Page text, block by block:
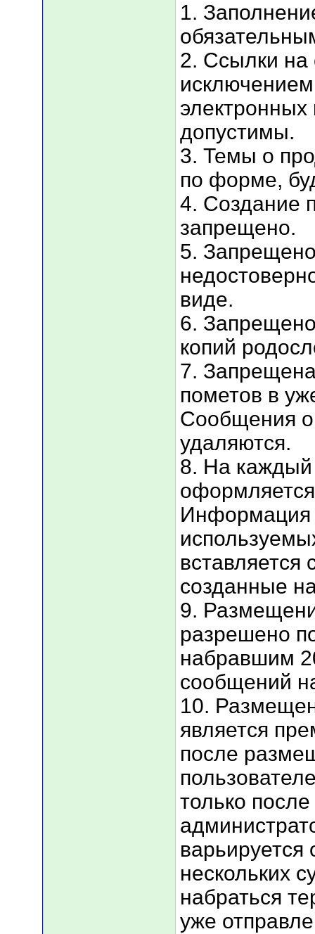
1.
2. Ссылки на
допустимы.
3. Темы о
по форме,
4. Создание
запрещено.
5.
виде.
6.
копий
7.
пометов в
Сообщения о
удаляются.
8. На
Информация
созданные
9.
разрешено
набравшим
сообщений
10.
является
после
только
варьируется
нескольких
набраться
уже